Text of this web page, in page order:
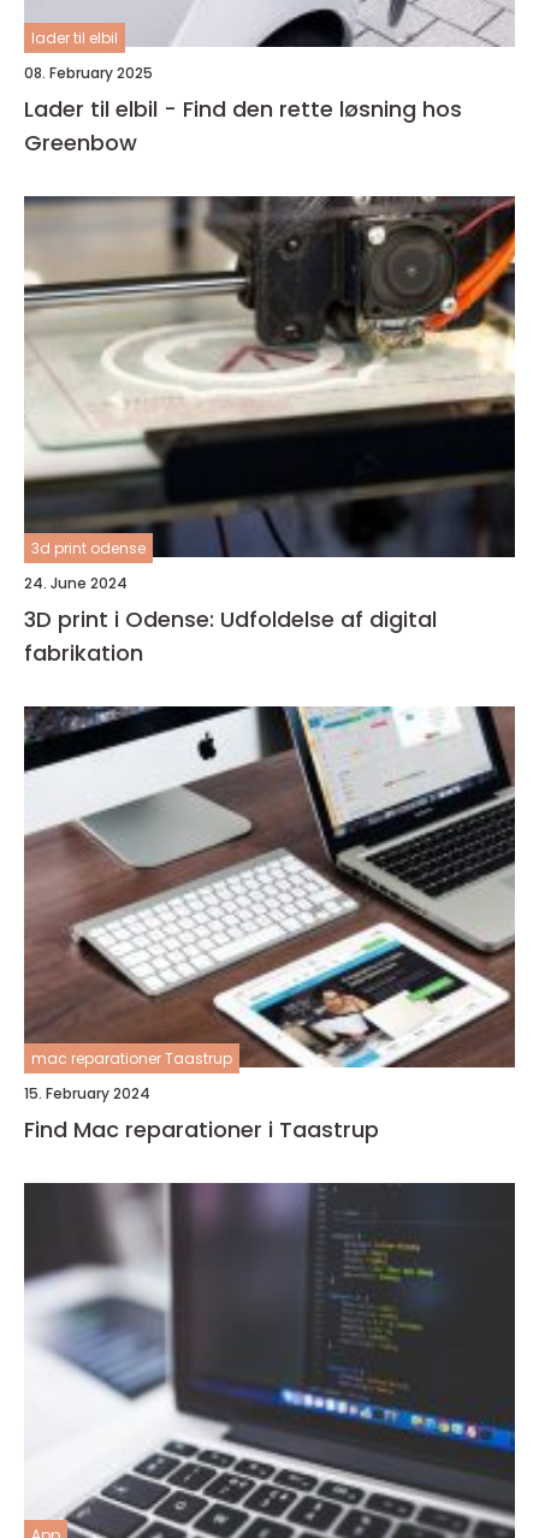
lader til elbil
08. February 2025
Lader til elbil - Find den rette løsning hos
Greenbow
3d print odense
24. June 2024
3D print i Odense: Udfoldelse af digital
fabrikation
mac reparationer Taastrup
15. February 2024
Find Mac reparationer i Taastrup